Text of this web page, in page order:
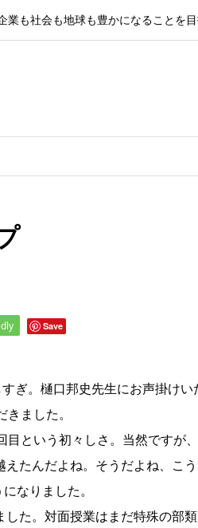
も社会も地球も豊かになることを
Save
ぎ。樋口邦史先生にお声掛け
ました。
という初々しさ。当然ですが
たんだよね。そうだよね、こ
なりました。
た。対面授業はまだ特殊の部